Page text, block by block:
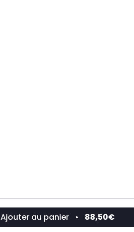
Ajouter au panier • 88,50€